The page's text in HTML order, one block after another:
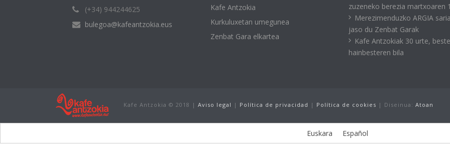
(+34) 944244625
bulegoa@kafeantzokia.eus
Kafe Antzokia
Kurkuluxetan umegunea
Zenbat Gara elkartea
zuzeneko berezia martxoaren
Merezimenduzko ARGIA saria
jaso du Zenbat Garak
Kafe Antzokiak 30 urte, beste
hainbesteren bila
Kafe Antzokia © 2018 | Aviso legal | Política de privacidad | Política de cookies | Diseinua: Atoan
Euskara Español